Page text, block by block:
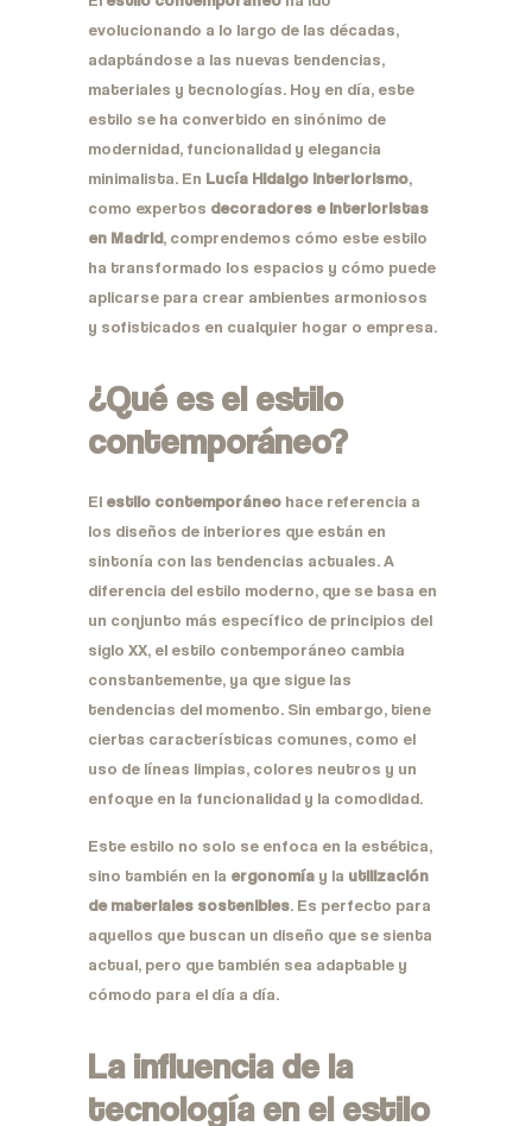
evolucionando a lo largo de las décadas,
adaptándose a las nuevas tendencias,
materiales y tecnologías. Hoy en día, este
estilo se ha convertido en sinónimo de
modernidad, funcionalidad y elegancia
minimalista. En Lucía Hidalgo Interiorismo,
como expertos decoradores e interioristas
en Madrid, comprendemos cómo este estilo
ha transformado los espacios y cómo puede
aplicarse para crear ambientes armoniosos
y sofisticados en cualquier hogar o empresa.
¿Qué es el estilo
contemporáneo?
El estilo contemporáneo hace referencia a
los diseños de interiores que están en
sintonía con las tendencias actuales. A
diferencia del estilo moderno, que se basa en
un conjunto más específico de principios del
siglo XX, el estilo contemporáneo cambia
constantemente, ya que sigue las
tendencias del momento. Sin embargo, tiene
ciertas características comunes, como el
uso de líneas limpias, colores neutros y un
enfoque en la funcionalidad y la comodidad.
Este estilo no solo se enfoca en la estética,
sino también en la ergonomía y la utilización
de materiales sostenibles. Es perfecto para
aquellos que buscan un diseño que se sienta
actual, pero que también sea adaptable y
cómodo para el día a día.
La influencia de la
tecnología en el estilo